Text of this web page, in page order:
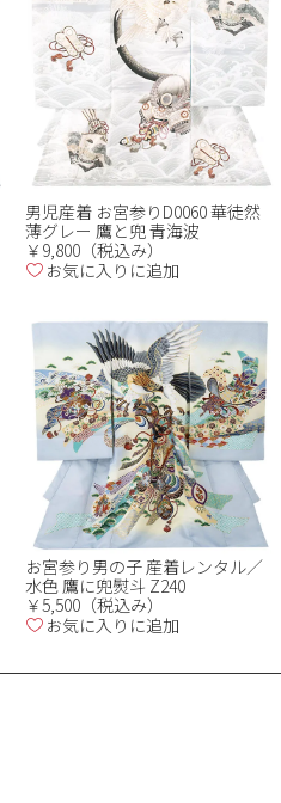
男児産着 お宮参りD0060 華徒然
薄グレー 鷹と兜 青海波
￥9,800（税込み）
お気に入りに追加
お宮参り男の子 産着レンタル／
水色 鷹に兜熨斗 Z240
￥5,500（税込み）
お気に入りに追加